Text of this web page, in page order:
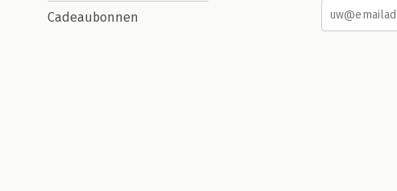
Cadeaubonnen